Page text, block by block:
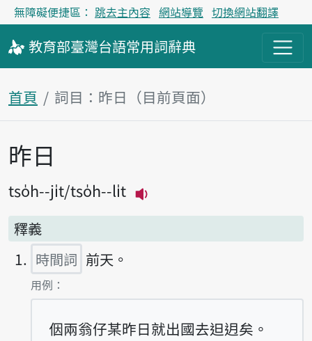
無障礙便捷區： 跳去主內容 網站導覽 切換網站翻譯
教育部臺灣台語常用詞辭典
首頁 詞目：昨日（目前頁面）
主內容區塊
昨日
tso̍h--ji̍t tso̍h--li̍t
釋義
時間詞 前天。
第1項釋義的
用例：
𪜶兩翁仔某昨日就出國去𨑨迌矣。